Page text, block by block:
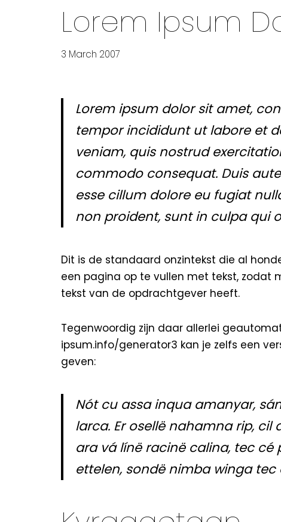
Lorem Ipsum
3 March 2007
Lorem ipsum dolor sit amet,
tempor incididunt ut labore et
veniam, quis nostrud
commodo consequat. Duis
esse cillum dolore eu fugiat
non proident, sunt in culpa qui
Dit is de standaard onzintekst die al
een pagina op te vullen met tekst, zodat
tekst van de opdrachtgever heeft.
Tegenwoordig zijn daar allerlei
ipsum.info/generator3 kan je zelfs een
geven:
Nót cu assa inqua amanyar,
larca. Er osellë nahamna rip,
ara vá línë racinë calina, tec cé
ettelen, sondë nimba winga tec